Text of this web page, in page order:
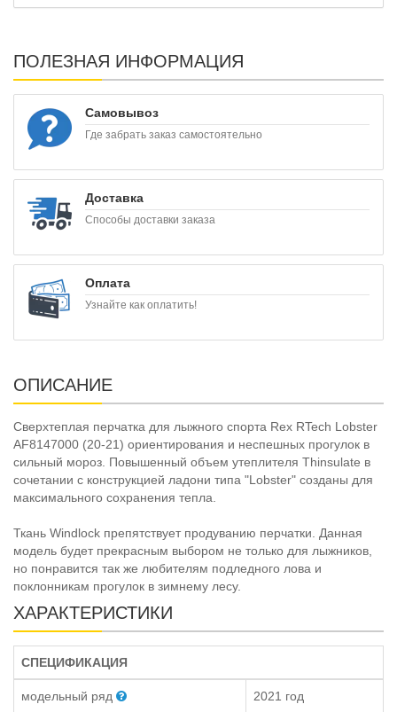
ПОЛЕЗНАЯ ИНФОРМАЦИЯ
Самовывоз
Где забрать заказ самостоятельно
Доставка
Способы доставки заказа
Оплата
Узнайте как оплатить!
ОПИСАНИЕ
Сверхтеплая перчатка для лыжного спорта Rex RTech Lobster
AF8147000 (20-21) ориентирования и неспешных прогулок в
сильный мороз. Повышенный объем утеплителя Thinsulate в
сочетании с конструкцией ладони типа "Lobster" созданы для
максимального сохранения тепла.
Ткань Windlock препятствует продуванию перчатки. Данная
модель будет прекрасным выбором не только для лыжников,
но понравится так же любителям подледного лова и
поклонникам прогулок в зимнему лесу.
ХАРАКТЕРИСТИКИ
СПЕЦИФИКАЦИЯ
модельный ряд 2021 год